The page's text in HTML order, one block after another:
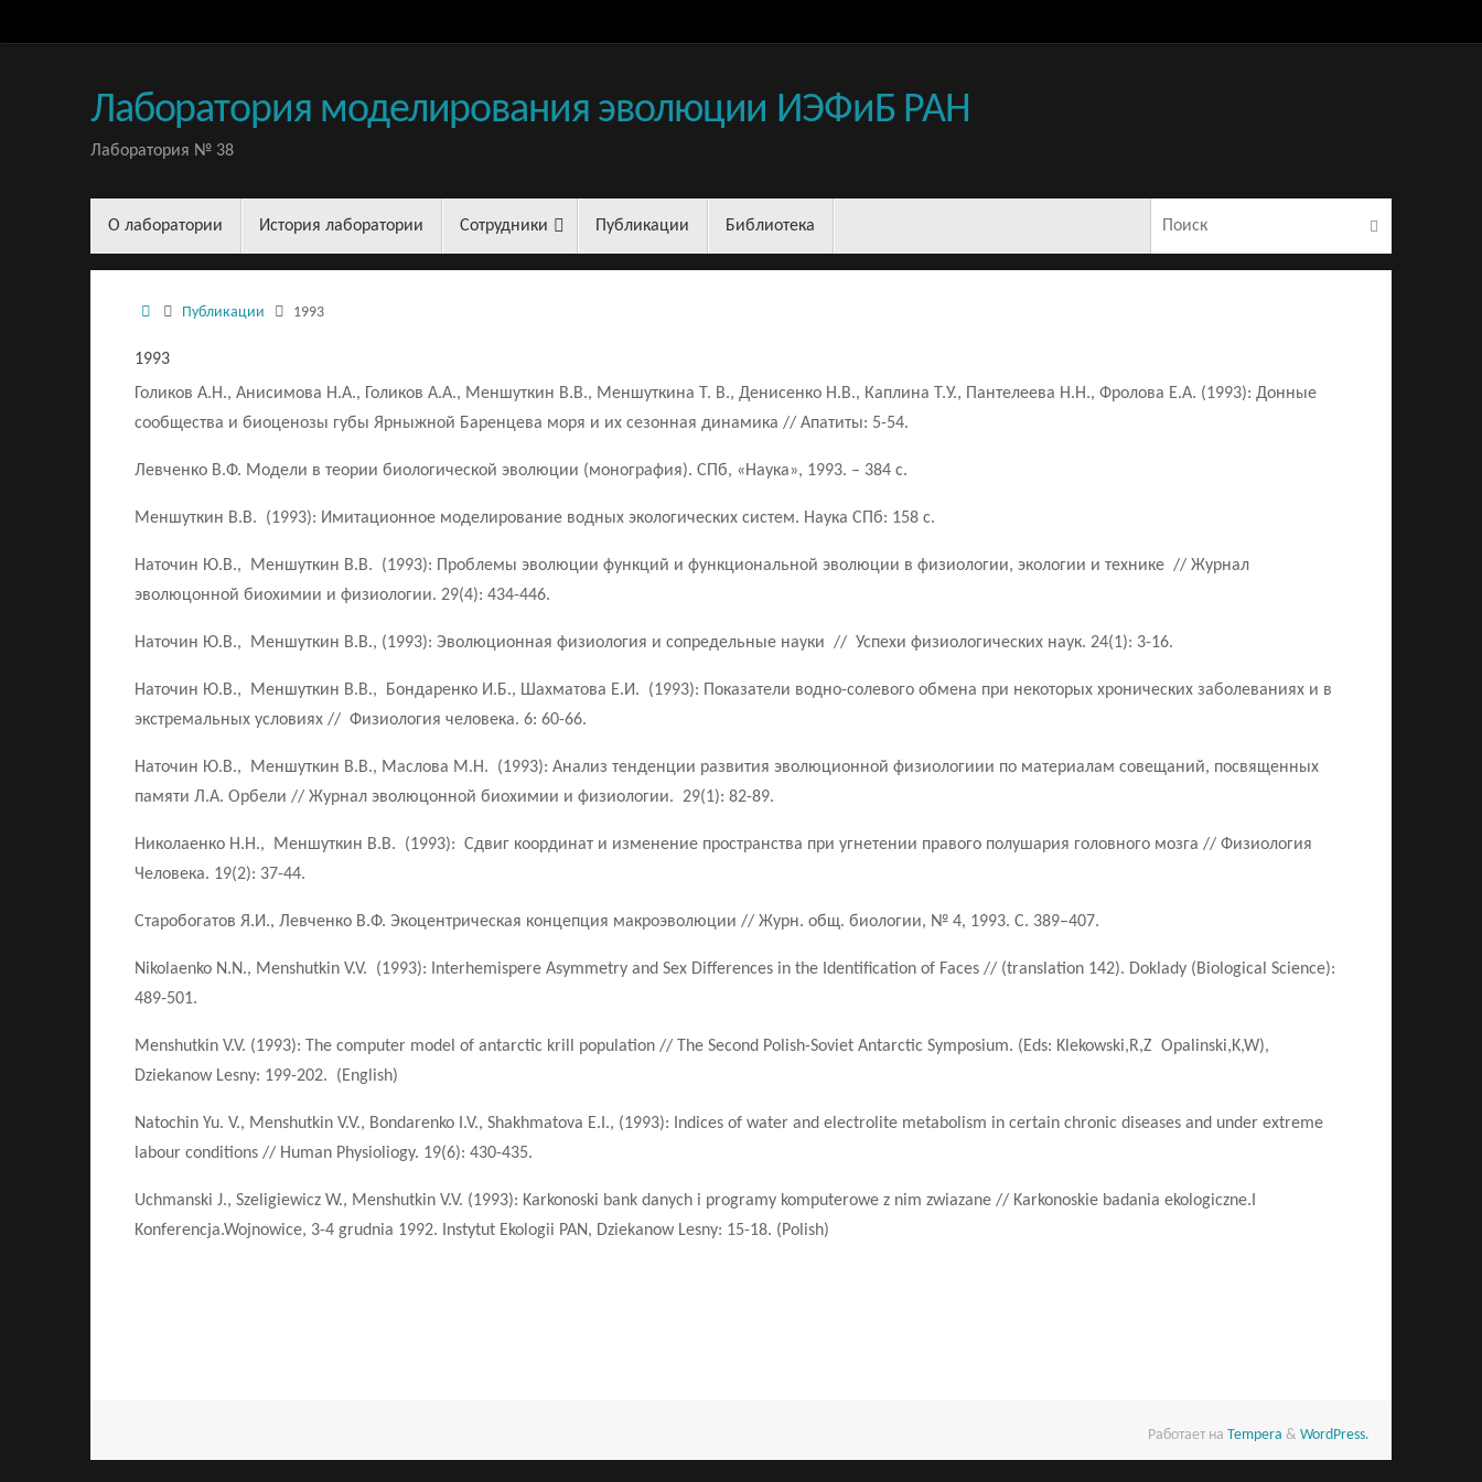
к
Лаборатория моделирования эволюции ИЭФиБ РАН
Лаборатория № 38
содержимому
О лаборатории История лаборатории Сотрудники Публикации Библиотека Поиск
ДомойПубликации 1993
1993
Голиков А.Н., Анисимова Н.А., Голиков А.А., Меншуткин В.В., Меншуткина Т. В., Денисенко Н.В., Каплина Т.У., Пантелеева Н.Н., Фролова Е.А. (1993): Донные
сообщества и биоценозы губы Ярныжной Баренцева моря и их сезонная динамика // Апатиты: 5-54.
Левченко В.Ф. Модели в теории биологической эволюции (монография). СПб, «Наука», 1993. – 384 c.
Меншуткин В.В. (1993): Имитационное моделирование водных экологических систем. Наука СПб: 158 с.
Наточин Ю.В., Меншуткин В.В. (1993): Проблемы эволюции функций и функциональной эволюции в физиологии, экологии и технике // Журнал
эволюцонной биохимии и физиологии. 29(4): 434-446.
Наточин Ю.В., Меншуткин В.В., (1993): Эволюционная физиология и сопредельные науки // Успехи физиологических наук. 24(1): 3-16.
Наточин Ю.В., Меншуткин В.В., Бондаренко И.Б., Шахматова Е.И. (1993): Показатели водно-солевого обмена при некоторых хронических заболеваниях и в
экстремальных условиях // Физиология человека. 6: 60-66.
Наточин Ю.В., Меншуткин В.В., Маслова М.Н. (1993): Анализ тенденции развития эволюционной физиологиии по материалам совещаний, посвященных
памяти Л.А. Орбели // Журнал эволюцонной биохимии и физиологии. 29(1): 82-89.
Николаенко Н.Н., Меншуткин В.В. (1993): Сдвиг координат и изменение пространства при угнетении правого полушария головного мозга // Физиология
Человека. 19(2): 37-44.
Старобогатов Я.И., Левченко В.Ф. Экоцентрическая концепция макроэволюции // Журн. общ. биологии, № 4, 1993. С. 389–407.
Nikolaenko N.N., Menshutkin V.V. (1993): Interhemispere Asymmetry and Sex Differences in the Identification of Faces // (translation 142). Doklady (Biological Science):
489-501.
Menshutkin V.V. (1993): The computer model of antarctic krill population // The Second Polish-Soviet Antarctic Symposium. (Eds: Klekowski,R,Z Opalinski,K,W),
Dziekanow Lesny: 199-202. (English)
Natochin Yu. V., Menshutkin V.V., Bondarenko I.V., Shakhmatova E.I., (1993): Indices of water and electrolite metabolism in certain chronic diseases and under extreme
labour conditions // Human Physioliogy. 19(6): 430-435.
Uchmanski J., Szeligiewicz W., Menshutkin V.V. (1993): Karkonoski bank danych i programy komputerowe z nim zwiazane // Karkonoskie badania ekologiczne.I
Konferencja.Wojnowice, 3-4 grudnia 1992. Instytut Ekologii PAN, Dziekanow Lesny: 15-18. (Polish)
Работает на Tempera & WordPress.